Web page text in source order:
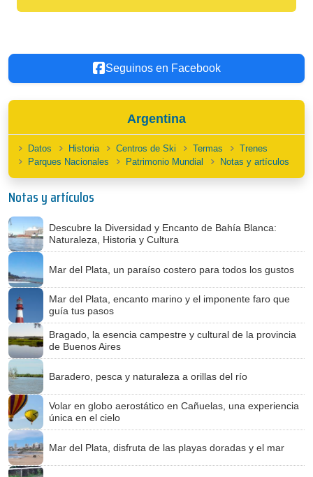
Seguinos en Facebook
Argentina
Datos Historia Centros de Ski Termas
Trenes
Parques Nacionales
Patrimonio Mundial Notas y artículos
Notas y artículos
Descubre la Diversidad y Encanto de Bahía Blanca:
Naturaleza, Historia y Cultura
Mar del Plata, un paraíso costero para todos los gustos
Mar del Plata, encanto marino y el imponente faro que
guía tus pasos
Bragado, la esencia campestre y cultural de la provincia
de Buenos Aires
Baradero, pesca y naturaleza a orillas del río
Volar en globo aerostático en Cañuelas, una experiencia
única en el cielo
Mar del Plata, disfruta de las playas doradas y el mar